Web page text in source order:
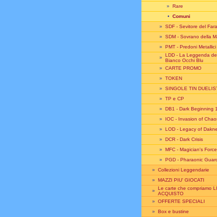
» Rare
• Comuni
» SDF - Sevitore del
» SDM - Sovrano della
» PMT - Predoni Metallici
» LDD - La Leggenda
Bianco Occhi Blu
» CARTE PROMO
» TOKEN
» SINGOLE TIN
» TP e CP
» DB1 - Dark Beginning 1
» IOC - Invasion of
» LOD - Legacy of
» DCR - Dark Crisis
» MFC - Magician's Force
» PGD - Pharaonic
» Collezioni Leggendarie
» MAZZI PIU' GIOCATI
» Le carte che compriamo
ACQUISTO
» OFFERTE SPECIALI
» Box e bustine